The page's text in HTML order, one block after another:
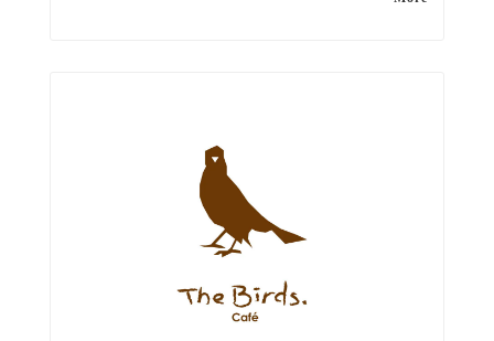
實是美食當前難以拒絕，往往讓口腹之慾